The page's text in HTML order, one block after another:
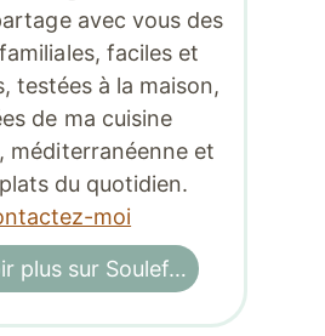
avec vous des
faciles et
testées à la maison,
de ma cuisine
méditerranéenne et
du quotidien.
moi
plus sur Soulef…